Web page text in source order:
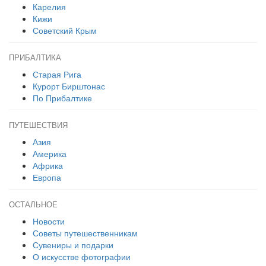
Карелия
Кижи
Советский Крым
ПРИБАЛТИКА
Старая Рига
Курорт Бирштонас
По Прибалтике
ПУТЕШЕСТВИЯ
Азия
Америка
Африка
Европа
ОСТАЛЬНОЕ
Новости
Советы путешественникам
Сувениры и подарки
О искусстве фотографии